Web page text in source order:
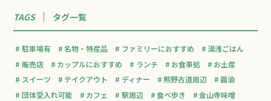
TAGS タグ一覧
駐車場有 名物・特産品 ファミリーにおすすめ
湯浅ごはん
販売店
カップルにおすすめ ランチ お食事処
お土産
スイーツ
テイクアウト ディナー 熊野古道周辺
醤油
団体受入れ可能
カフェ 駅周辺 食べ歩き
金山寺味噌